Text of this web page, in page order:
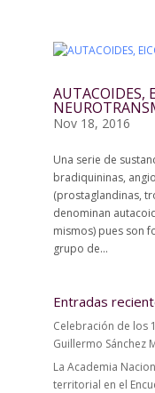
AUTACOIDES,
Nov 18, 2016
Una serie de
bradiquininas,
(prostaglandinas,
denominan
mismos) pues son
grupo de...
Entradas
Celebración de los
Guillermo Sánchez
La Academia
territorial en el